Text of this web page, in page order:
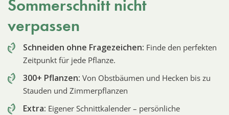
Sommerschnitt nicht
verpassen
Schneiden ohne Fragezeichen: Finde den perfekten
Zeitpunkt für jede Pflanze.
300+ Pflanzen: Von Obstbäumen und Hecken bis zu
Stauden und Zimmerpflanzen
Extra: Eigener Schnittkalender – persönliche